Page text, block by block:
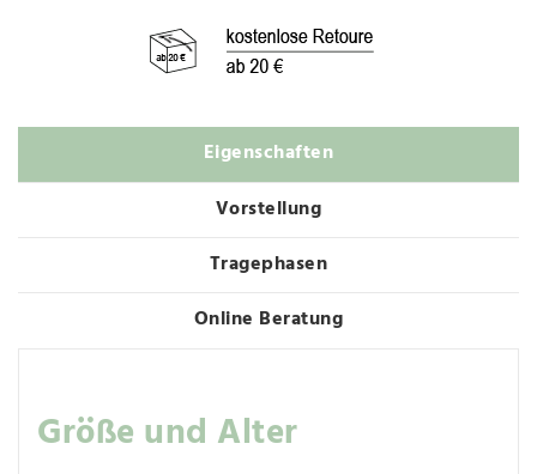
Eigenschaften
Vorstellung
Tragephasen
Online Beratung
Größe und Alter